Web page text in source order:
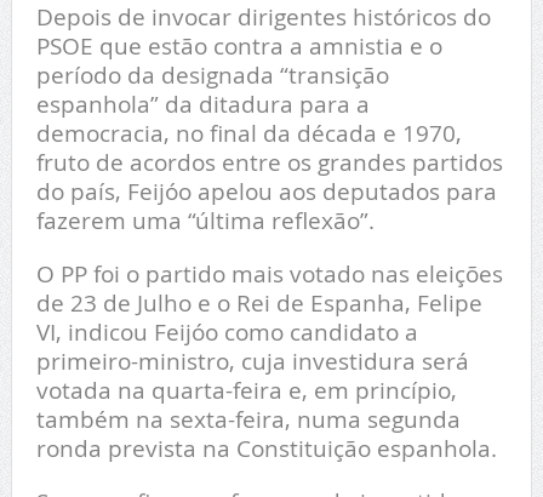
Depois de invocar dirigentes históricos do
PSOE que estão contra a amnistia e o
período da designada “transição
espanhola” da ditadura para a
democracia, no final da década e 1970,
fruto de acordos entre os grandes partidos
do país, Feijóo apelou aos deputados para
fazerem uma “última reflexão”.
O PP foi o partido mais votado nas eleições
de 23 de Julho e o Rei de Espanha, Felipe
VI, indicou Feijóo como candidato a
primeiro-ministro, cuja investidura será
votada na quarta-feira e, em princípio,
também na sexta-feira, numa segunda
ronda prevista na Constituição espanhola.